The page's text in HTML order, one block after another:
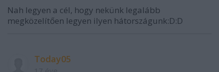
Nah legyen a cél, hogy nekünk legalább
megközelítően legyen ilyen hátországunk:D:D
Today05